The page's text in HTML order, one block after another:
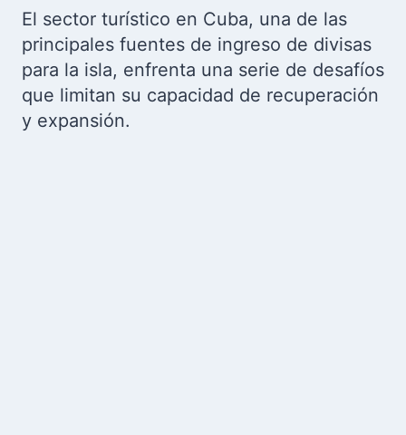
El sector turístico en Cuba, una de las
principales fuentes de ingreso de divisas
para la isla, enfrenta una serie de desafíos
que limitan su capacidad de recuperación
y expansión.